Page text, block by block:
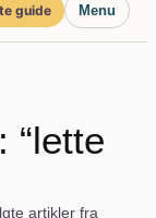
guide Menu
“lette
artikler fra